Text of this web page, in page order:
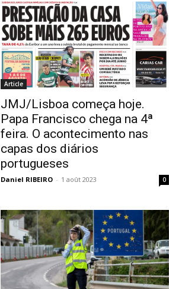
Article
JMJ/Lisboa começa hoje.
Papa Francisco chega na 4ª
feira. O acontecimento nas
capas dos diários
portugueses
Daniel RIBEIRO - 1 août 2023 0